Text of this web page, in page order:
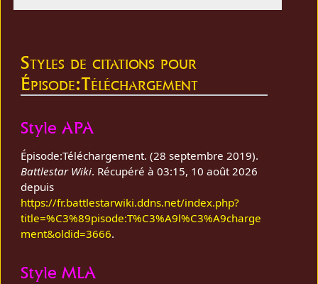
Styles de citations pour
Épisode:Téléchargement
Style APA
Épisode:Téléchargement. (28 septembre 2019).
Battlestar Wiki. Récupéré à 03:15, 10 août 2026
depuis
https://fr.battlestarwiki.ddns.net/index.php?
title=%C3%89pisode:T%C3%A9l%C3%A9charge
ment&oldid=3666.
Style MLA